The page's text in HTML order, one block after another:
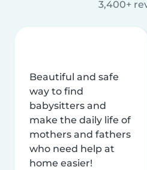
3,400+
Beautiful and safe
way to find
babysitters and
make the daily life of
mothers and fathers
who need help at
home easier!